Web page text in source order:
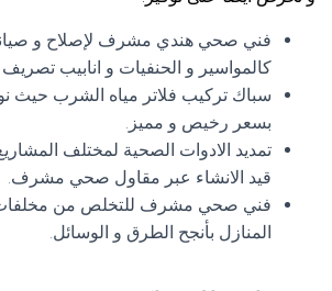
فني صحي هندي مشرف لإصلاح و
كالمواسير و الحنفيات و انابيب تصريف
سباك تركيب فلاتر مياه الشرب حيث
بسعر رخيص و مميز.
تمديد الادوات الصحية لمختلف
قيد الانشاء عبر مقاول صحي مشرف.
فني صحي مشرف للتخلص من
المنازل بأنجح الطرق و الوسائل.